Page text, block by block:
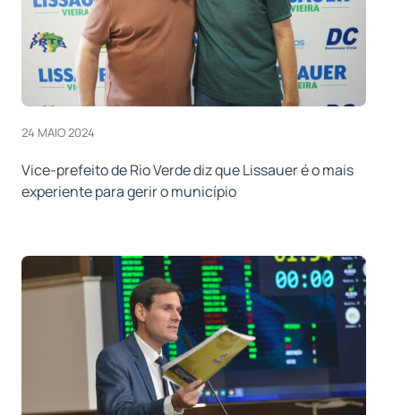
24 MAIO 2024
Vice-prefeito de Rio Verde diz que Lissauer é o mais
experiente para gerir o município